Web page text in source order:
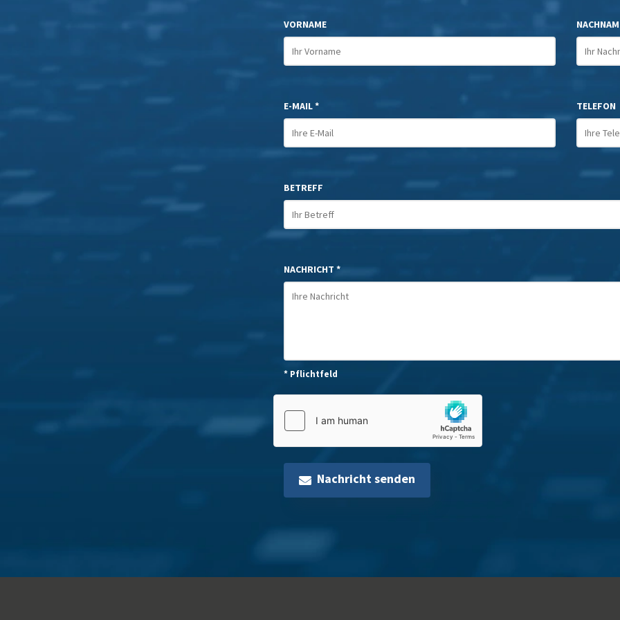
VORNAME
E-MAIL * TELEFON
BETREFF
NACHRICHT *
* Pflichtfeld
Nachricht senden